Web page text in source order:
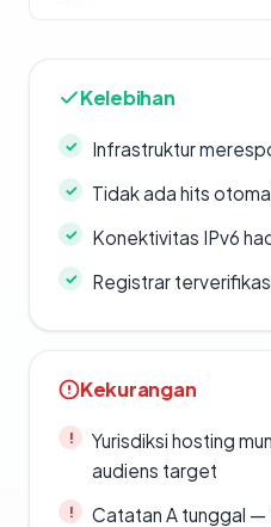
Kelebihan
Infrastruktur
Tidak ada hits
Konektivitas IPv6
Registrar
Kekurangan
Yurisdiksi hosting
audiens target
Catatan A tunggal